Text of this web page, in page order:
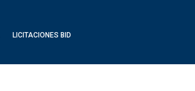
LICITACIONES BID